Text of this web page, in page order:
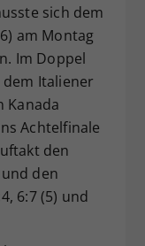
sich dem
am Montag
Im Doppel
Italiener
Kanada
Achtelfinale
den
den
6:7 (5) und